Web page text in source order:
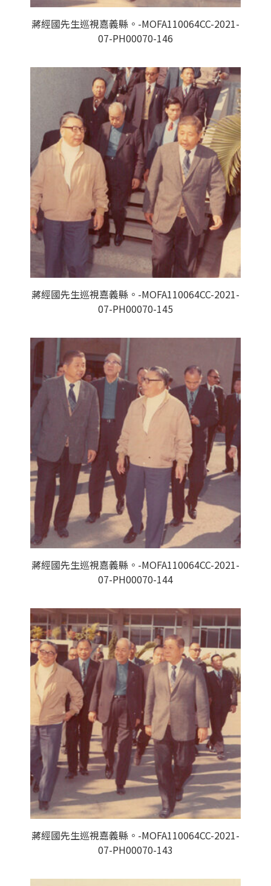
蔣經國先生巡視嘉義縣。-MOFA110064CC-2021-
07-PH00070-146
蔣經國先生巡視嘉義縣。-MOFA110064CC-2021-
07-PH00070-145
蔣經國先生巡視嘉義縣。-MOFA110064CC-2021-
07-PH00070-144
蔣經國先生巡視嘉義縣。-MOFA110064CC-2021-
07-PH00070-143